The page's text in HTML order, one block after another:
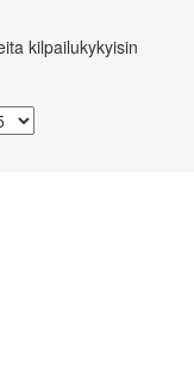
kilpailukykyisin